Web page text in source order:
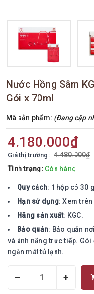
Nước Hồng Sâm
Gói x 70ml
Mã sản phẩm: (Đang cập
4.180.000₫
Giá thị trường: 4.480.000₫
Tình trạng: Còn hàng
Quy cách: 1 hộp có 30
Hạn sử dụng: Xem trên
Hãng sản xuất: KGC.
Bảo quản: Bảo quản
và ánh nắng trực tiếp.
ngăn mát tủ lạnh.
– +